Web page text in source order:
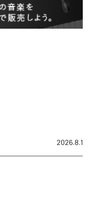
2026.8.1